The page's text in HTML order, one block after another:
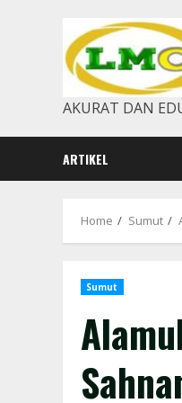
AKURAT DAN
ARTIKEL
Home Sumut
Sumut